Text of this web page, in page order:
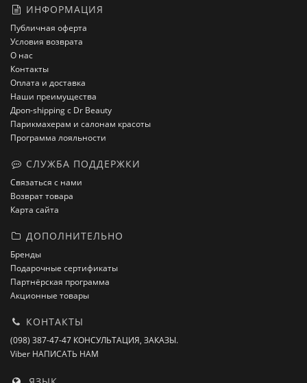
ИНФОРМАЦИЯ
Публичная оферта
Условия возврата
О нас
Контакты
Оплата и доставка
Наши преимущества
Дроп-shipping с Dr Beauty
Парикмахерам и салонам красоты
Программа лояльности
СЛУЖБА ПОДДЕРЖКИ
Связаться с нами
Возврат товара
Карта сайта
ДОПОЛНИТЕЛЬНО
Бренды
Подарочные сертификаты
Партнёрская программа
Акционные товары
КОНТАКТЫ
(098) 387-47-47 КОНСУЛЬТАЦИЯ, ЗАКАЗЫ.
Viber НАПИСАТЬ НАМ